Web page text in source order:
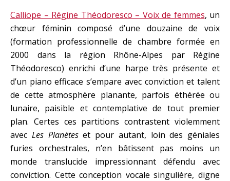
Calliope – Régine Théodoresco – Voix de femmes, un
chœur féminin composé d’une douzaine de voix
(formation professionnelle de chambre formée en
2000 dans la région Rhône-Alpes par Régine
Théodoresco) enrichi d’une harpe très présente et
d’un piano efficace s’empare avec conviction et talent
de cette atmosphère planante, parfois éthérée ou
lunaire, paisible et contemplative de tout premier
plan. Certes ces partitions contrastent violemment
avec Les Planèteset pour autant, loin des géniales
furies orchestrales, n’en bâtissent pas moins un
monde translucide impressionnant défendu avec
conviction. Cette conception vocale singulière, digne